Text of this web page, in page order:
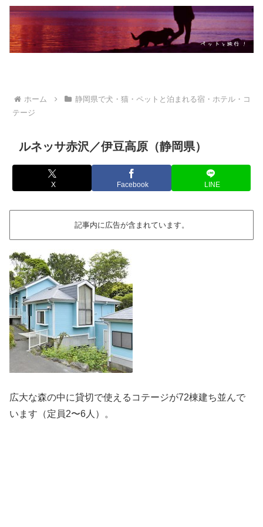
ホーム
静岡県で犬・猫・ペットと泊まれる宿・ホテル・コ
テージ
ルネッサ赤沢／伊豆高原（静岡県）
X Facebook LINE
記事内に広告が含まれています。
広大な森の中に貸切で使えるコテージが72棟建ち並んで
います（定員2〜6人）。